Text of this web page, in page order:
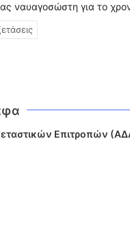
ναυαγοσώστη για το
Επιτροπών